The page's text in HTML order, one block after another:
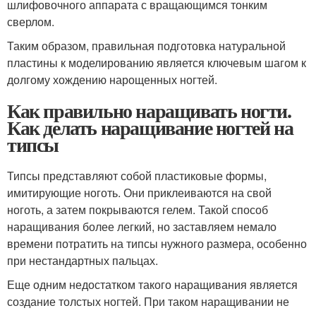
шлифовочного аппарата с вращающимся тонким
сверлом.
Таким образом, правильная подготовка натуральной
пластины к моделированию является ключевым шагом к
долгому хождению нарощенных ногтей.
Как правильно наращивать ногти.
Как делать наращивание ногтей на
типсы
Типсы представляют собой пластиковые формы,
имитирующие ноготь. Они приклеиваются на свой
ноготь, а затем покрываются гелем. Такой способ
наращивания более легкий, но заставляем немало
времени потратить на типсы нужного размера, особенно
при нестандартных пальцах.
Еще одним недостатком такого наращивания является
создание толстых ногтей. При таком наращивании не